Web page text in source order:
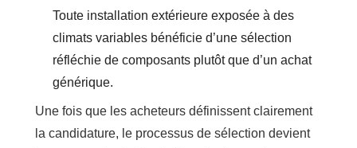
Toute installation extérieure exposée à des
climats variables bénéficie d’une sélection
réfléchie de composants plutôt que d’un achat
générique.
Une fois que les acheteurs définissent clairement
la candidature, le processus de sélection devient